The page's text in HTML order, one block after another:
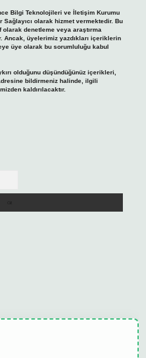
Bilgi Teknolojileri ve İletişim Kurumu
Sağlayıcı olarak hizmet vermektedir. Bu
denetleme veya araştırma
Ancak, üyelerimiz yazdıkları içeriklerin
üye olarak bu sorumluluğu kabul
olduğunu düşündüğünüz içerikleri,
bildirmeniz halinde, ilgili
kaldırılacaktır.